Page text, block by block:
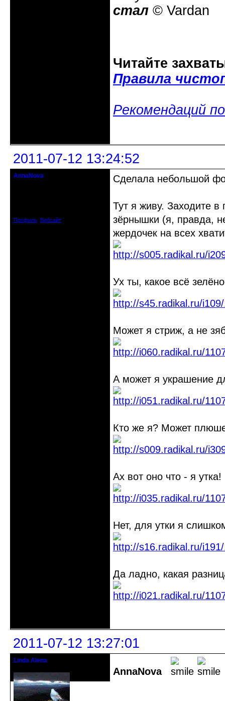
стал © Vardan
Читайте
Правила
Рекомендаций
2011-07-12 13:24:52
AnnaNova
Профиль Вебсайт
Сделала небольшой
Тут я живу. Заходите в
зёрнышки (я, правда,
жердочек на всех
Ух ты, какое всё
Может я стриж, а не
А может я украшение
Кто же я? Может
Ах вот оно что - я утка!
Нет, для утки я
Да ладно, какая
2011-07-12 13:27:01
Linda Alena
AnnaNova